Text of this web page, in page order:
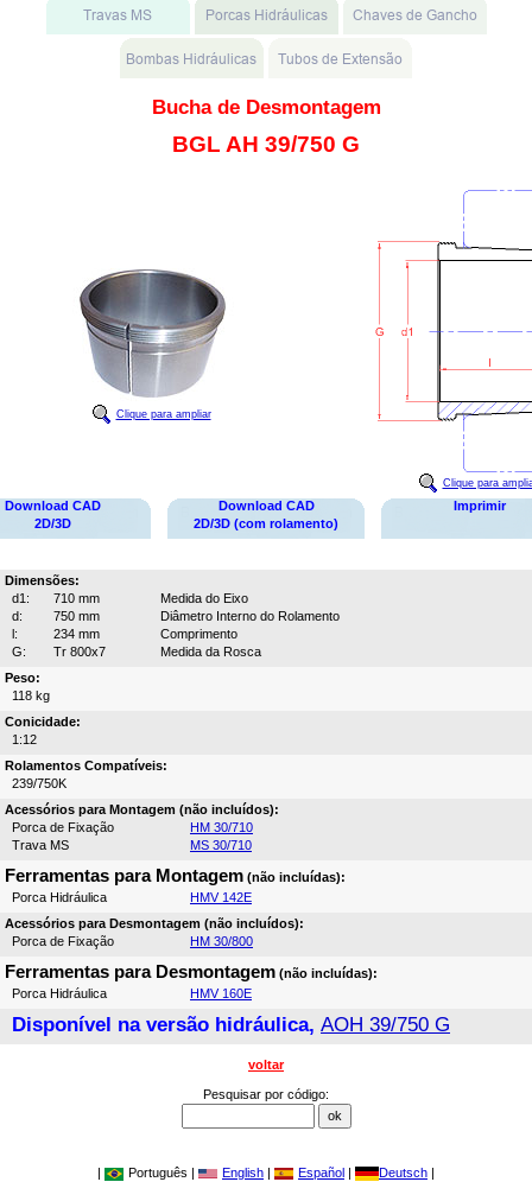
Bucha de Desmontagem
BGL AH 39/750 G
Clique para ampliar
Clique para
Download CAD
2D/3D
Download CAD
2D/3D (com rolamento)
Imprimir
Dimensões:
d1:
710 mm
Medida do Eixo
d:
750 mm
Diâmetro Interno do Rolamento
l:
234 mm
Comprimento
G:
Tr 800x7
Medida da Rosca
Peso:
118 kg
Conicidade:
1:12
Rolamentos Compatíveis:
239/750K
Acessórios para Montagem (não incluídos):
Porca de Fixação
HM 30/710
Trava MS
MS 30/710
Ferramentas para Montagem (não incluídas):
Porca Hidráulica
HMV 142E
Acessórios para Desmontagem (não incluídos):
Porca de Fixação
HM 30/800
Ferramentas para Desmontagem (não incluídas):
Porca Hidráulica
HMV 160E
Disponível na versão hidráulica, AOH 39/750 G
voltar
Pesquisar por código:
| Português | English | Español | Deutsch |